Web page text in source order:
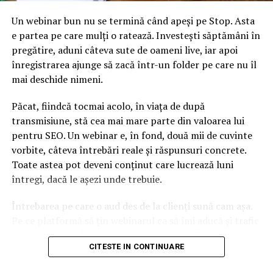
1977 ar avea ca rezultat daune de 11 miliarde de euro şi
25 de miliarde de euro în pierderi economice, lăsând
250.000 de persoane fără adăpost pentru mai mult
timp.
ARTICOLE PE ACEIASI TEMA:
URMATORUL
Cererea pentru litoralul bulgăresc s-a mai temperat
NU RATATI
Descoperire revoluționară în medicină. Virusul care
contribuie la apariţia bolii Alzheimer
Un webinar bun nu se termină când apeși pe Stop. Asta
e partea pe care mulți o ratează. Investești săptămâni în
pregătire, aduni câteva sute de oameni live, iar apoi
înregistrarea ajunge să zacă într-un folder pe care nu îl
mai deschide nimeni.
Păcat, fiindcă tocmai acolo, în viața de după
transmisiune, stă cea mai mare parte din valoarea lui
pentru SEO. Un webinar e, în fond, două mii de cuvinte
vorbite, câteva întrebări reale și răspunsuri concrete.
Toate astea pot deveni conținut care lucrează luni
întregi, dacă le așezi unde trebuie.
Întrebarea pe care o aud des de la clienți sună cam așa.
din Google, nu doar lead-uri pe moment? Răspunsul
scurt e că platforma contează, dar nu în felul în care
CITESTE IN CONTINUARE